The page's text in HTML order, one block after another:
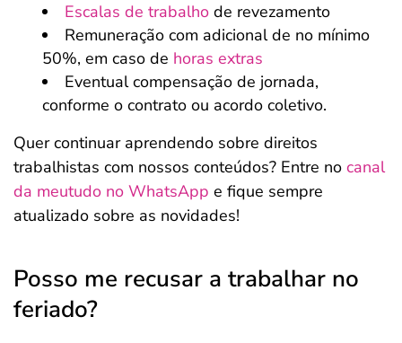
Escalas de trabalho de revezamento
Remuneração com adicional de no mínimo
50%, em caso de horas extras
Eventual compensação de jornada,
conforme o contrato ou acordo coletivo.
Quer continuar aprendendo sobre direitos
trabalhistas com nossos conteúdos? Entre no canal
da meutudo no WhatsApp e fique sempre
atualizado sobre as novidades!
Posso me recusar a trabalhar no
feriado?